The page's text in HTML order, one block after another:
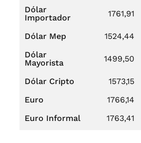
Dólar
Importador
1761,91
Dólar Mep 1524,44
Dólar
Mayorista
1499,50
Dólar Cripto 1573,15
Euro
1766,14
Euro Informal
1763,41